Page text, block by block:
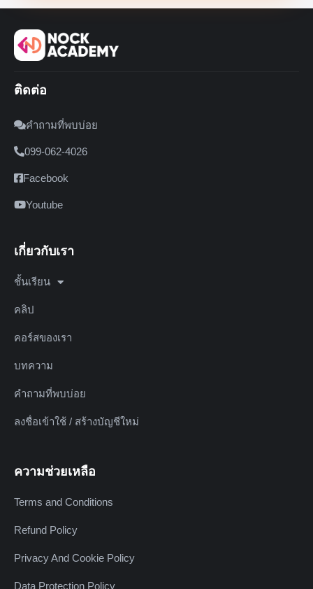
ติดต่อ
คำถามที่พบบ่อย
099-062-4026
Facebook
Youtube
เกี่ยวกับเรา
ชั้นเรียน
คลิป
คอร์สของเรา
บทความ
คำถามที่พบบ่อย
ลงชื่อเข้าใช้ / สร้างบัญชีใหม่
ความช่วยเหลือ
Terms and Conditions
Refund Policy
Privacy And Cookie Policy
Data Protection Policy